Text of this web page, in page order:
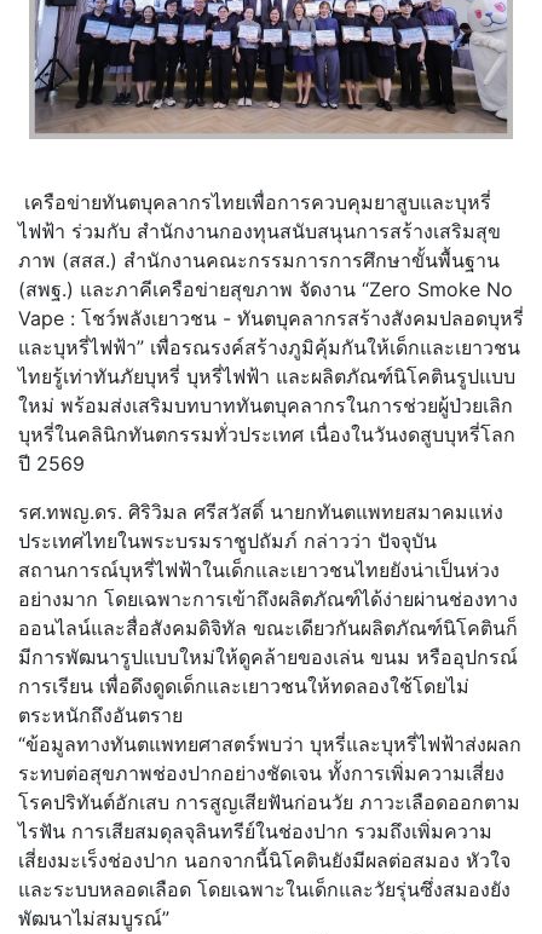
เครือข่ายทันตบุคลากรไทยเพื่อการควบคุมยาสูบและบุหรี่
ไฟฟ้า ร่วมกับ สำนักงานกองทุนสนับสนุนการสร้างเสริมสุข
ภาพ (สสส.) สำนักงานคณะกรรมการการศึกษาขั้นพื้นฐาน
(สพฐ.) และภาคีเครือข่ายสุขภาพ จัดงาน “Zero Smoke No
Vape : โชว์พลังเยาวชน - ทันตบุคลากรสร้างสังคมปลอดบุหรี่
และบุหรี่ไฟฟ้า” เพื่อรณรงค์สร้างภูมิคุ้มกันให้เด็กและเยาวชน
ไทยรู้เท่าทันภัยบุหรี่ บุหรี่ไฟฟ้า และผลิตภัณฑ์นิโคตินรูปแบบ
ใหม่ พร้อมส่งเสริมบทบาททันตบุคลากรในการช่วยผู้ป่วยเลิก
บุหรี่ในคลินิกทันตกรรมทั่วประเทศ เนื่องในวันงดสูบบุหรี่โลก
ปี 2569
รศ.ทพญ.ดร. ศิริวิมล ศรีสวัสดิ์ นายกทันตแพทยสมาคมแห่ง
ประเทศไทยในพระบรมราชูปถัมภ์ กล่าวว่า ปัจจุบัน
สถานการณ์บุหรี่ไฟฟ้าในเด็กและเยาวชนไทยยังน่าเป็นห่วง
อย่างมาก โดยเฉพาะการเข้าถึงผลิตภัณฑ์ได้ง่ายผ่านช่องทาง
ออนไลน์และสื่อสังคมดิจิทัล ขณะเดียวกันผลิตภัณฑ์นิโคตินก็
มีการพัฒนารูปแบบใหม่ให้ดูคล้ายของเล่น ขนม หรืออุปกรณ์
การเรียน เพื่อดึงดูดเด็กและเยาวชนให้ทดลองใช้โดยไม่
ตระหนักถึงอันตราย
“ข้อมูลทางทันตแพทยศาสตร์พบว่า บุหรี่และบุหรี่ไฟฟ้าส่งผลก
ระทบต่อสุขภาพช่องปากอย่างชัดเจน ทั้งการเพิ่มความเสี่ยง
โรคปริทันต์อักเสบ การสูญเสียฟันก่อนวัย ภาวะเลือดออกตาม
ไรฟัน การเสียสมดุลจุลินทรีย์ในช่องปาก รวมถึงเพิ่มความ
เสี่ยงมะเร็งช่องปาก นอกจากนี้นิโคตินยังมีผลต่อสมอง หัวใจ
และระบบหลอดเลือด โดยเฉพาะในเด็กและวัยรุ่นซึ่งสมองยัง
พัฒนาไม่สมบูรณ์”